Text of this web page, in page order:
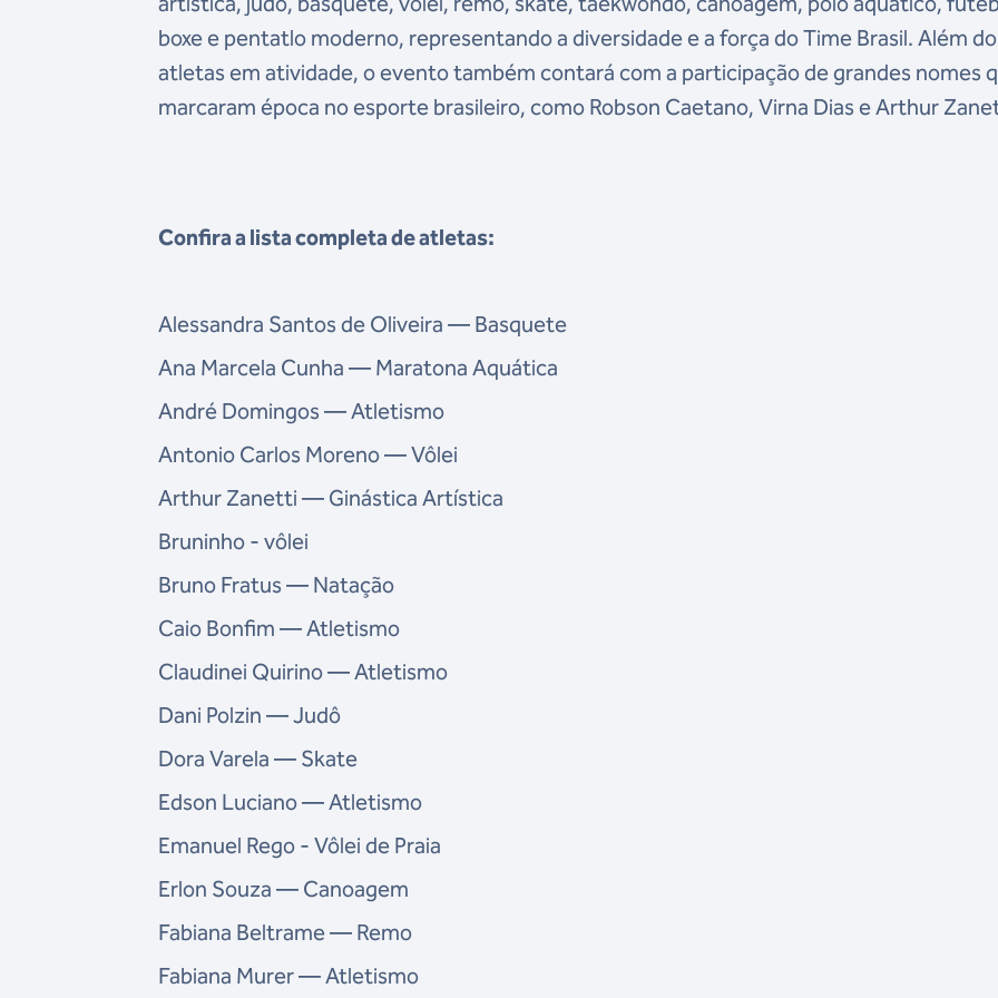
boxe e pentatlo moderno, representando a diversidade e a força do Time Brasil. Além
atletas em atividade, o evento também contará com a participação de grandes nomes
marcaram época no esporte brasileiro, como Robson Caetano, Virna Dias e Arthur
Confira a lista completa de atletas:
Alessandra Santos de Oliveira — Basquete
Ana Marcela Cunha — Maratona Aquática
André Domingos — Atletismo
Antonio Carlos Moreno — Vôlei
Arthur Zanetti — Ginástica Artística
Bruninho - vôlei
Bruno Fratus — Natação
Caio Bonfim — Atletismo
Claudinei Quirino — Atletismo
Dani Polzin — Judô
Dora Varela — Skate
Edson Luciano — Atletismo
Emanuel Rego - Vôlei de Praia
Erlon Souza — Canoagem
Fabiana Beltrame — Remo
Fabiana Murer — Atletismo